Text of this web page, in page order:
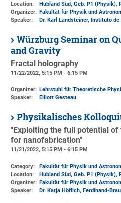
Location:
Hubland Süd, Geb. P1 (Physik),
Organizer: Fakultät für Physik und
Speaker:
Dr. Karl Landsteiner, Instituto
Würzburg Seminar on
and Gravity
Fractal holography
11/22/2022, 5:15 PM - 6:15 PM
Organizer: Lehrstuhl für Theoretische
Speaker:
Elliott Gesteau
Physikalisches
"Exploiting the full potential
for nanofabrication"
11/21/2022, 5:15 PM - 6:15 PM
Category:
Fakultät für Physik und
Location:
Hubland Süd, Geb. P1 (Physik),
Organizer: Fakultät für Physik und
Speaker:
Dr. Katja Höflich, Ferdinand-